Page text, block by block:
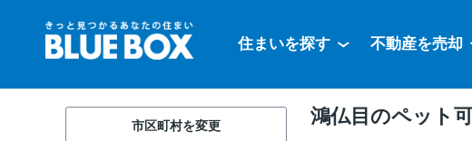
住まいを探す 不動産を売却
鴻仏目のペット
市区町村を変更